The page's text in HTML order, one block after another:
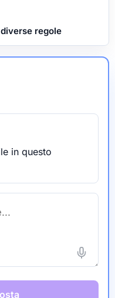
regole
in questo